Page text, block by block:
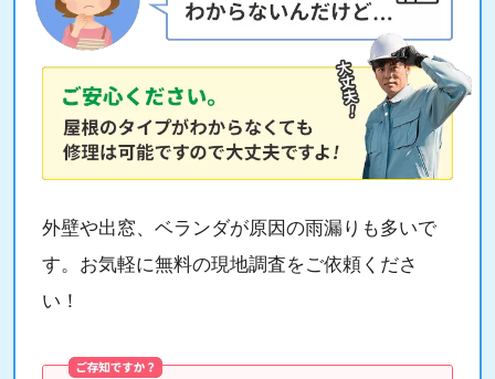
外壁や出窓、ベランダが原因の雨漏りも多いで
す。お気軽に無料の現地調査をご依頼くださ
い！